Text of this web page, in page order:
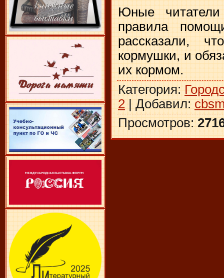
Юные
правила
рассказали,
кормушки, и
их кормом.
Категория:
2 | Добавил:
Просмотров: